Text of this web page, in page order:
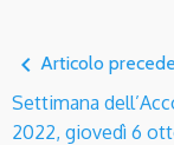
navigate_before Articolo
Settimana
2022, giovedì 6